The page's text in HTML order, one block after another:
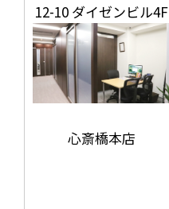
12-10 ダイゼンビル4F
心斎橋本店